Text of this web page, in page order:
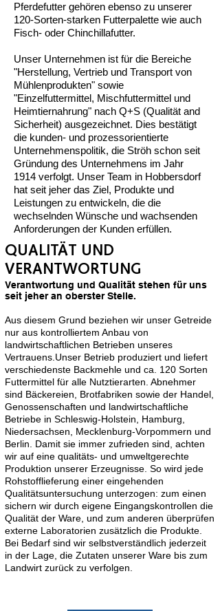
Pferdefutter gehören ebenso zu unserer
120-Sorten-starken Futterpalette wie auch
Fisch- oder Chinchillafutter.
Unser Unternehmen ist für die Bereiche
"Herstellung, Vertrieb und Transport von
Mühlenprodukten" sowie
"Einzelfuttermittel, Mischfuttermittel und
Heimtiernahrung" nach Q+S (Qualität and
Sicherheit) ausgezeichnet. Dies bestätigt
die kunden- und prozessorientierte
Unternehmenspolitik, die Ströh schon seit
Gründung des Unternehmens im Jahr
1914 verfolgt. Unser Team in Hobbersdorf
hat seit jeher das Ziel, Produkte und
Leistungen zu entwickeln, die die
wechselnden Wünsche und wachsenden
Anforderungen der Kunden erfüllen.
QUALITÄT UND
VERANTWORTUNG
Verantwortung und Qualität stehen für uns
seit jeher an oberster Stelle.
Aus diesem Grund beziehen wir unser Getreide
nur aus kontrolliertem Anbau von
landwirtschaftlichen Betrieben unseres
Vertrauens.Unser Betrieb produziert und liefert
verschiedenste Backmehle und ca. 120 Sorten
Futtermittel für alle Nutztierarten. Abnehmer
sind Bäckereien, Brotfabriken sowie der Handel,
Genossenschaften und landwirtschaftliche
Betriebe in Schleswig-Holstein, Hamburg,
Niedersachsen, Mecklenburg-Vorpommern und
Berlin. Damit sie immer zufrieden sind, achten
wir auf eine qualitäts- und umweltgerechte
Produktion unserer Erzeugnisse. So wird jede
Rohstofflieferung einer eingehenden
Qualitätsuntersuchung unterzogen: zum einen
sichern wir durch eigene Eingangskontrollen die
Qualität der Ware, und zum anderen überprüfen
externe Laboratorien zusätzlich die Produkte.
Bei Bedarf sind wir selbstverständlich jederzeit
in der Lage, die Zutaten unserer Ware bis zum
Landwirt zurück zu verfolgen.